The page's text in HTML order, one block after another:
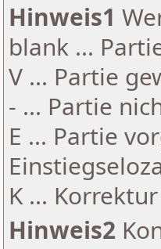
Hinweis1
blank ...
V ... Partie
- ... Partie
E ... Partie
K ...
Hinweis2